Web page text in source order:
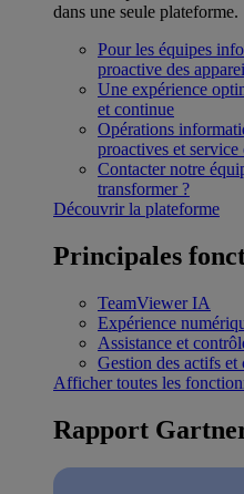
dans une seule plateforme.
Pour les équipes
proactive des
Une expérience
et continue
Opérations
proactives et
Contacter notre
transformer ?
Découvrir la plateforme
Principales
TeamViewer IA
Expérience
Assistance et
Gestion des actifs et
Afficher toutes les
Rapport